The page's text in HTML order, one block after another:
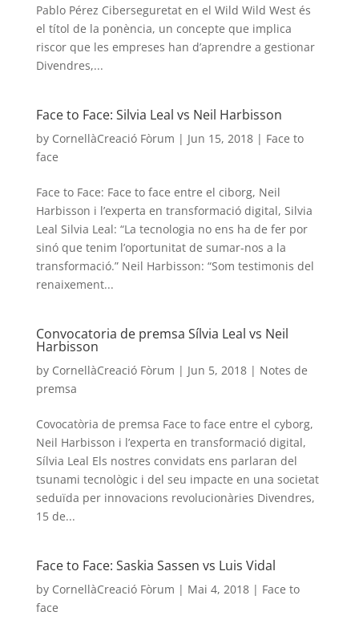
Pablo Pérez Ciberseguretat en el Wild Wild West és
el títol de la ponència, un concepte que implica
riscor que les empreses han d’aprendre a gestionar
Divendres,...
Face to Face: Silvia Leal vs Neil Harbisson
by CornellàCreació Fòrum | Jun 15, 2018| Face to
face
Face to Face: Face to face entre el ciborg, Neil
Harbisson i l’experta en transformació digital, Silvia
Leal Silvia Leal: “La tecnologia no ens ha de fer por
sinó que tenim l’oportunitat de sumar-nos a la
transformació.” Neil Harbisson: “Som testimonis del
renaixement...
Convocatoria de premsa Sílvia Leal vs Neil
Harbisson
by CornellàCreació Fòrum | Jun 5, 2018| Notes de
premsa
Covocatòria de premsa Face to face entre el cyborg,
Neil Harbisson i l’experta en transformació digital,
Sílvia Leal Els nostres convidats ens parlaran del
tsunami tecnològic i del seu impacte en una societat
seduïda per innovacions revolucionàries Divendres,
15 de...
Face to Face: Saskia Sassen vs Luis Vidal
by CornellàCreació Fòrum | Mai 4, 2018| Face to
face